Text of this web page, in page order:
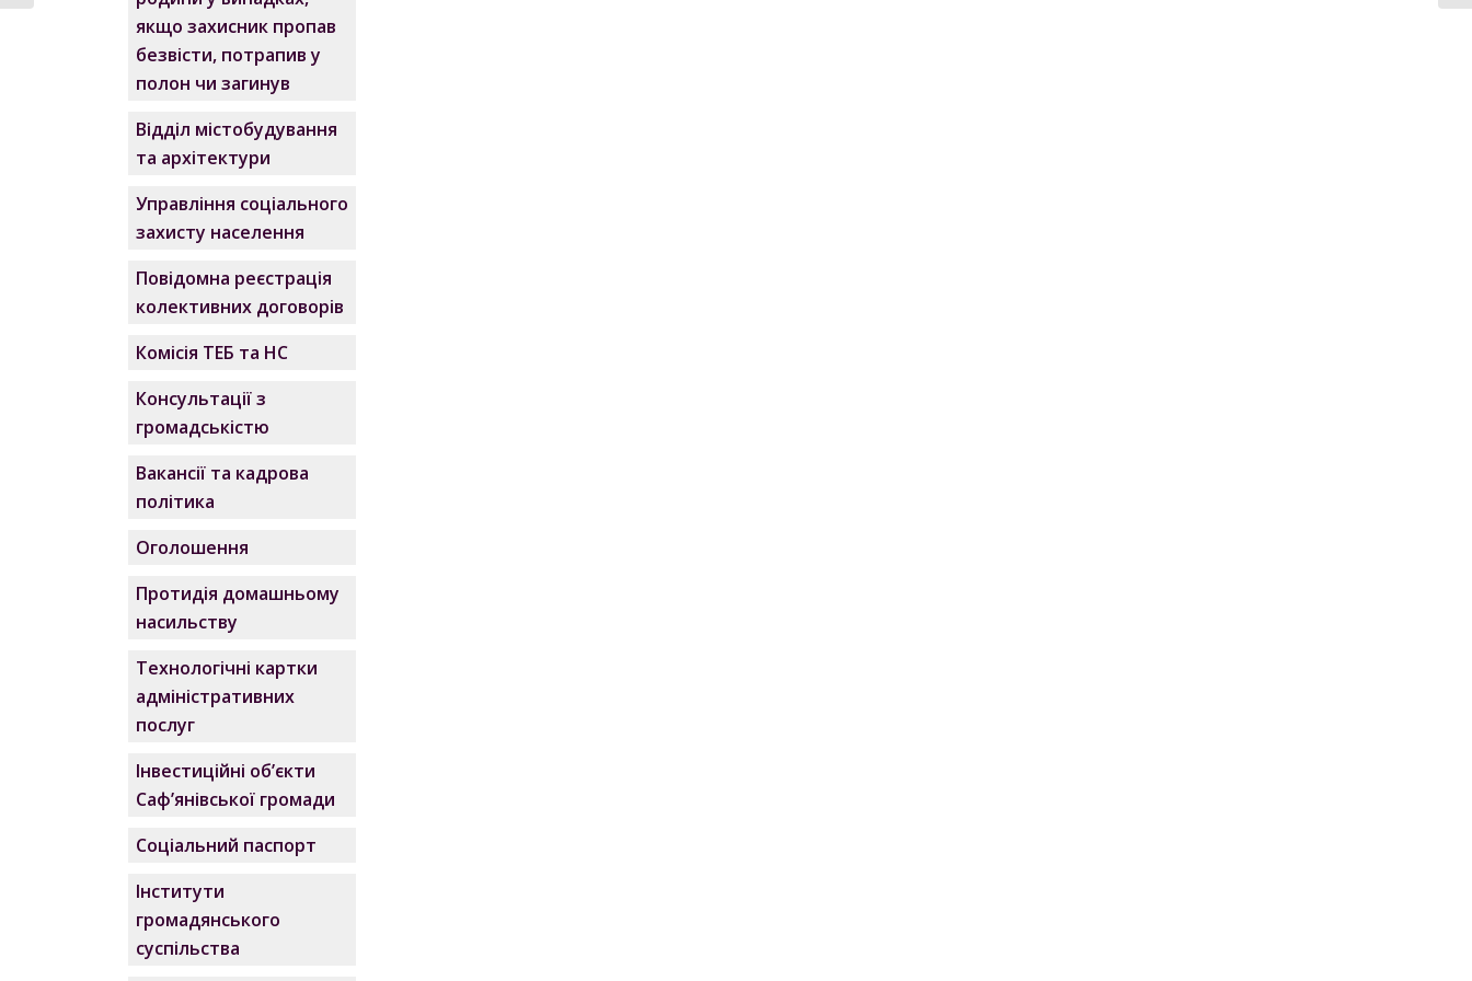
якщо захисник пропав
безвісти, потрапив у
полон чи загинув
Відділ містобудування
та архітектури
Управління соціального
захисту населення
Повідомна реєстрація
колективних договорів
Комісія ТЕБ та НС
Консультації з
громадськістю
Вакансії та кадрова
політика
Оголошення
Протидія домашньому
насильству
Технологічні картки
адміністративних
послуг
Інвестиційні об’єкти
Саф’янівської громади
Соціальний паспорт
Інститути
громадянського
суспільства